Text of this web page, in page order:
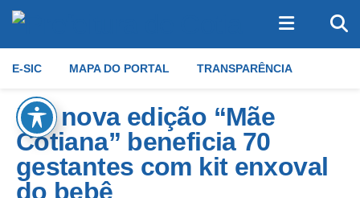
E-SIC MAPA DO PORTAL TRANSPARÊNCIA
Em nova edição “Mãe
Cotiana” beneficia 70
gestantes com kit enxoval
do bebê